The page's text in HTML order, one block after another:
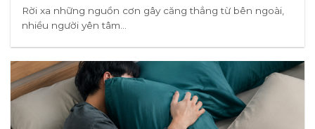
Rời xa những nguồn cơn gây căng thẳng từ bên ngoài,
nhiều người yên tâm...